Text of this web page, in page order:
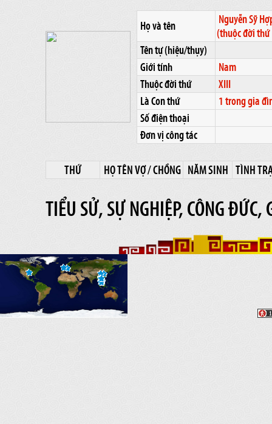
Họ và tên
Nguyễn Sỹ
(thuộc đời thứ
Tên tự (hiệu/thụy)
Giới tính
Nam
Thuộc đời thứ
XIII
Là Con thứ
1 trong gia
Số điện thoại
Đơn vị công tác
THỨ HỌ TÊN VỢ / CHỒNG NĂM SINH TÌNH
TIỂU SỬ, SỰ NGHIỆP, CÔNG ĐỨC,